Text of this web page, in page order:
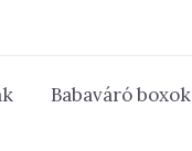
Babaváró boxok